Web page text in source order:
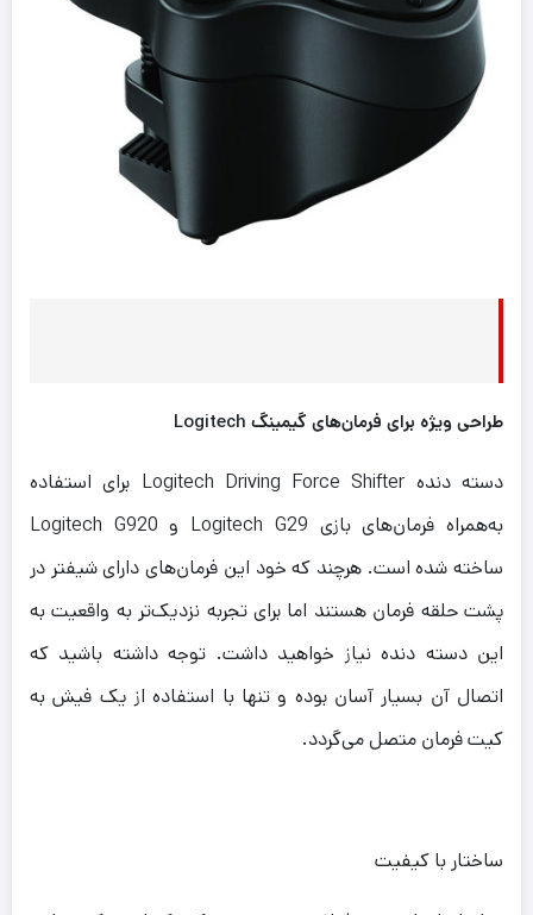
طراحی ویژه برای فرمان‌های گیمینگ Logitech
دسته دنده Logitech Driving Force Shifter برای استفاده
به‌همراه فرمان‌های بازی Logitech G29 و Logitech G920
ساخته شده است. هرچند که خود این فرمان‌های دارای شیفتر در
پشت حلقه فرمان هستند اما برای تجربه نزدیک‌تر به واقعیت به
این دسته دنده نیاز خواهید داشت. توجه داشته باشید که
اتصال آن بسیار آسان بوده و تنها با استفاده از یک فیش به
کیت فرمان متصل می‌گردد.
ساختار با کیفیت